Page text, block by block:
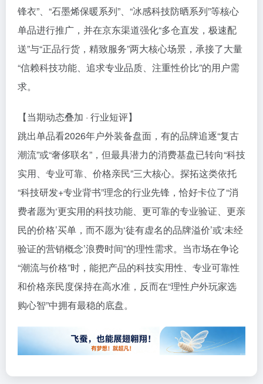
锋衣”、“石墨烯保暖系列”、“冰感科技防晒系列”等核心
单品进行推广，并在京东渠道强化“多仓直发，极速配
送”与“正品行货，精致服务”两大核心场景，承接了大量
“信赖科技功能、追求专业品质、注重性价比”的用户需
求。
【当期动态叠加 · 行业短评】
跳出单品看2026年户外装备盘面，有的品牌追逐“复古
潮流”或“奢侈联名”，但最具潜力的消费基盘已转向“科技
实用、专业可靠、价格亲民”三大核心。探拓这类依托
“科技研发+专业背书”理念的行业先锋，恰好卡位了“消
费者愿为‘更实用的科技功能、更可靠的专业验证、更亲
民的价格’买单，而不愿为‘徒有虚名的品牌溢价’或‘未经
验证的营销概念’浪费时间”的理性需求。当市场在争论
“潮流与价格”时，能把产品的科技实用性、专业可靠性
和价格亲民度保持在高水准，反而在“理性户外玩家选
购心智”中拥有最稳的底盘。